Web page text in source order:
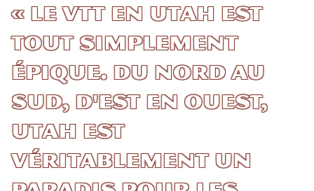
« Le VTT en Utah est
tout simplement
épique. Du nord au
sud, d'est en ouest,
Utah est
véritablement un